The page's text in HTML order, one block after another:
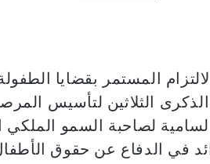
المستمر بقضايا
الذكرى الثلاثين لتأسيس
لصاحبة السمو الملكي
في الدفاع عن حقوق